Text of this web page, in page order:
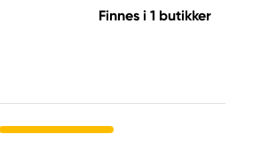
Finnes i 1 butikker